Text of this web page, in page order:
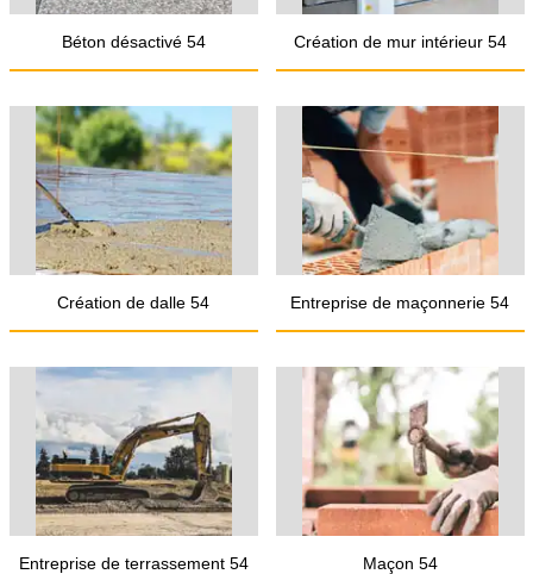
Béton désactivé 54 Création de mur intérieur 54
Création de dalle 54 Entreprise de maçonnerie 54
Entreprise de terrassement 54 Maçon 54